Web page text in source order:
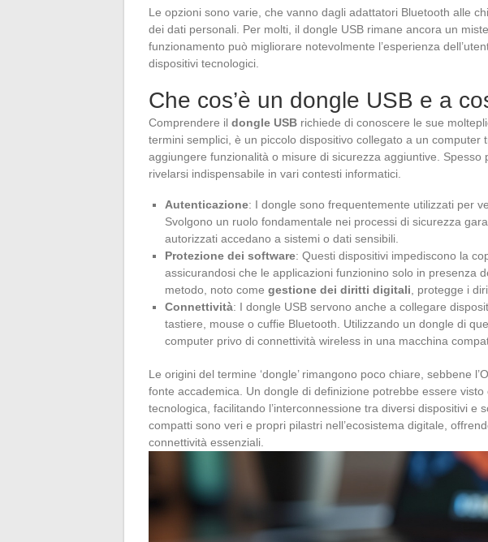
Le opzioni sono varie, che vanno dagli adattatori Bluetooth alle
dei dati personali. Per molti, il dongle USB rimane ancora un
funzionamento può migliorare notevolmente l’esperienza
dispositivi tecnologici.
Che cos’è un dongle USB e a
Comprendere il dongle USB richiede di conoscere le sue
termini semplici, è un piccolo dispositivo collegato a un computer
aggiungere funzionalità o misure di sicurezza aggiuntive. Spesso
rivelarsi indispensabile in vari contesti informatici.
Autenticazione: I dongle sono frequentemente utilizzati per
Svolgono un ruolo fondamentale nei processi di sicurezza
autorizzati accedano a sistemi o dati sensibili.
Protezione dei software: Questi dispositivi impediscono la
assicurandosi che le applicazioni funzionino solo in presenza
metodo, noto come gestione dei diritti digitali , protegge i
Connettività: I dongle USB servono anche a collegare
tastiere, mouse o cuffie Bluetooth. Utilizzando un dongle di
computer privo di connettività wireless in una macchina
Le origini del termine ‘dongle’ rimangono poco chiare, sebbene
fonte accademica. Un dongle di definizione potrebbe essere
tecnologica, facilitando l’interconnessione tra diversi dispositivi e
compatti sono veri e propri pilastri nell’ecosistema digitale,
connettività essenziali.